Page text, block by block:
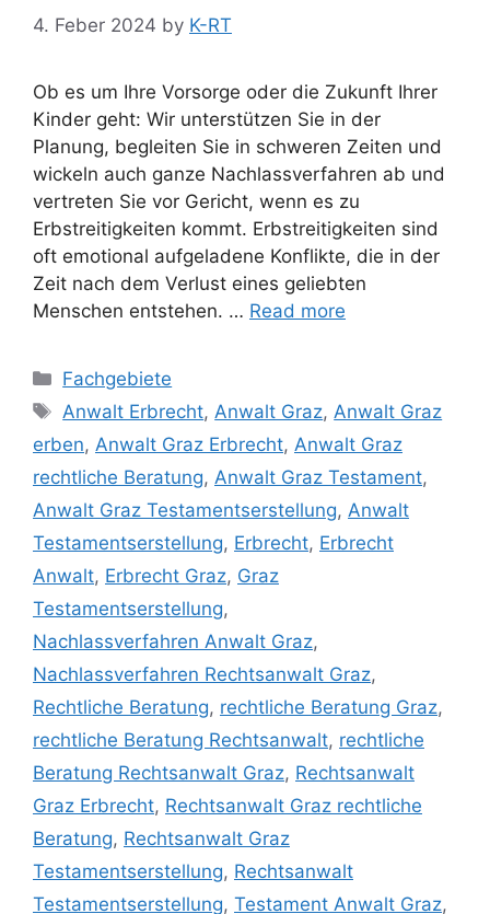
4. Feber 2024 by K-RT
Ob es um Ihre Vorsorge oder die Zukunft Ihrer
Kinder geht: Wir unterstützen Sie in der
Planung, begleiten Sie in schweren Zeiten und
wickeln auch ganze Nachlassverfahren ab und
vertreten Sie vor Gericht, wenn es zu
Erbstreitigkeiten kommt. Erbstreitigkeiten sind
oft emotional aufgeladene Konflikte, die in der
Zeit nach dem Verlust eines geliebten
Menschen entstehen. … Read more
Fachgebiete
Anwalt Erbrecht, Anwalt Graz, Anwalt Graz
erben, Anwalt Graz Erbrecht, Anwalt Graz
rechtliche Beratung, Anwalt Graz Testament,
Anwalt Graz Testamentserstellung, Anwalt
Testamentserstellung, Erbrecht, Erbrecht
Anwalt, Erbrecht Graz, Graz
Testamentserstellung,
Nachlassverfahren Anwalt Graz,
Nachlassverfahren Rechtsanwalt Graz,
Rechtliche Beratung, rechtliche Beratung Graz,
rechtliche Beratung Rechtsanwalt, rechtliche
Beratung Rechtsanwalt Graz, Rechtsanwalt
Graz Erbrecht, Rechtsanwalt Graz rechtliche
Beratung, Rechtsanwalt Graz
Testamentserstellung, Rechtsanwalt
Testamentserstellung, Testament Anwalt Graz,